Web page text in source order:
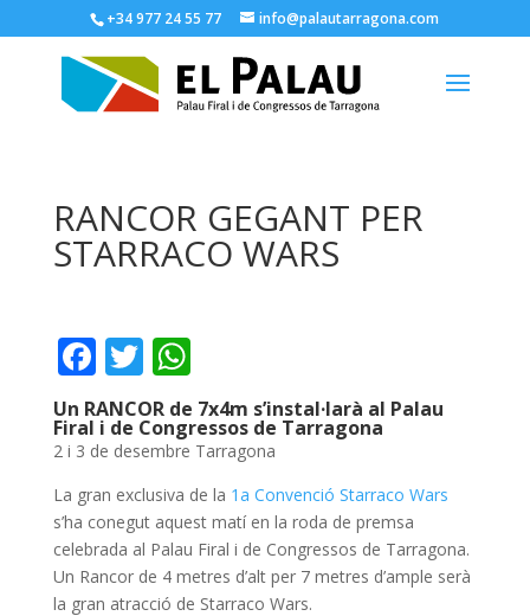
+34 977 24 55 77 info@palautarragona.com
RANCOR GEGANT PER
STARRACO WARS
F
ac
e
b
o
o
k
T
w
itt
er
W
h
at
s
A
p
p
Un RANCOR de 7x4m s’instal·larà al Palau
Firal i de Congressos de Tarragona
2 i 3 de desembre Tarragona
La gran exclusiva de la 1a Convenció Starraco Wars
s’ha conegut aquest matí en la roda de premsa
celebrada al Palau Firal i de Congressos de Tarragona.
Un Rancor de 4 metres d’alt per 7 metres d’ample serà
la gran atracció de Starraco Wars.